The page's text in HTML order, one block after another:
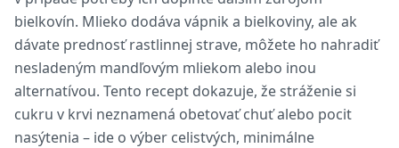
bielkovín. Mlieko dodáva vápnik a bielkoviny, ale ak
dávate prednosť rastlinnej strave, môžete ho nahradiť
nesladeným mandľovým mliekom alebo inou
alternatívou. Tento recept dokazuje, že stráženie si
cukru v krvi neznamená obetovať chuť alebo pocit
nasýtenia – ide o výber celistvých, minimálne